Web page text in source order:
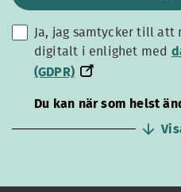
Ja, jag samtycker till
digitalt i enlighet med
(GDPR)
Du kan när som helst